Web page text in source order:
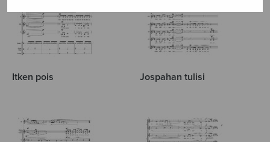
Itken pois Jospahan tulisi